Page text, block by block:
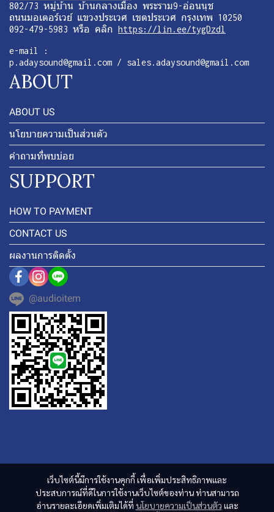
เว็บไซต์นี้มีการใช้งานคุกกี้ เพื่อเพิ่มประสิทธิภาพและ
ประสบการณ์ที่ดีในการใช้งานเว็บไซต์ของท่าน ท่านสามารถ
อ่านรายละเอียดเพิ่มเติมได้ที่ นโยบายความเป็นส่วนตัว และ
802/73 หมู่บ้าน บ้านกลางเมือง พระราม9-อ่อนนุช
ถนนมอเตอร์เวย์ แขวงประเวศ เขตประเวศ กรุงเทพ 10250
092-479-5983 หรือ คลิก https://lin.ee/tygDzdl
e-mail :
p.adaysound@gmail.com / sales.adaysound@gmail.com
ABOUT
ABOUT US
นโยบายความเป็นส่วนตัว
คำถามที่พบบ่อย
SUPPORT
HOW TO PAYMENT
CONTACT US
ผลงานการติดตั้ง
@audioitem